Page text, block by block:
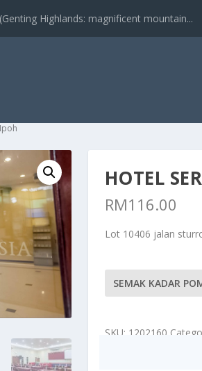
Highlands: magnificent mountain...
HOTEL
RM116.00
Lot 10406 jalan
SEMAK KADAR
SKU: 1202160